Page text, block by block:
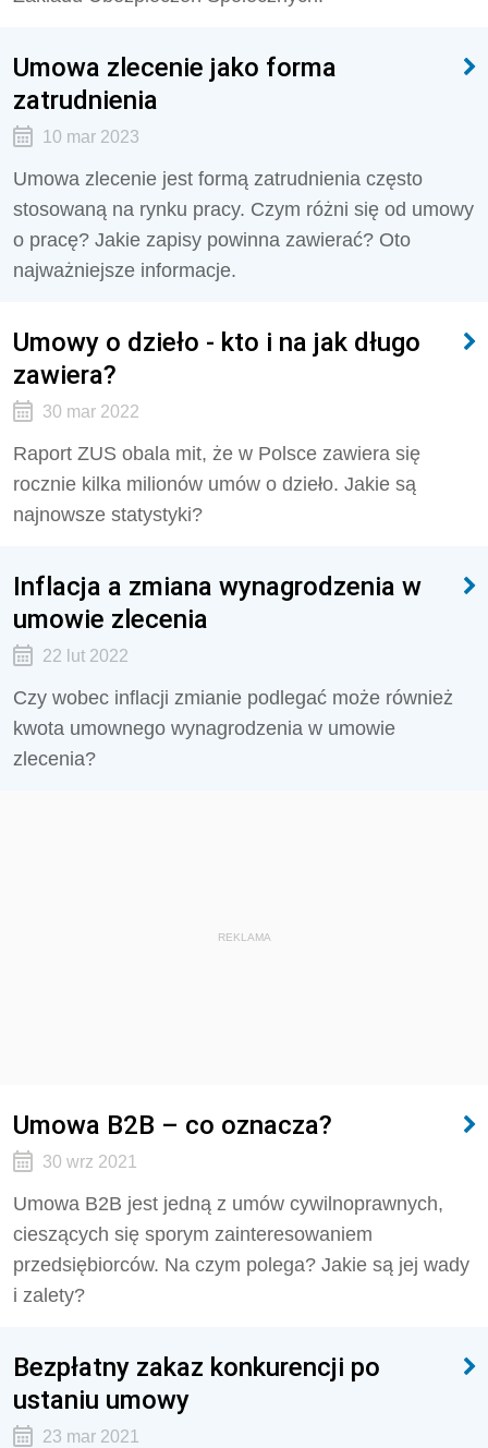
Umowa zlecenie jako forma
zatrudnienia
10 mar 2023
Umowa zlecenie jest formą zatrudnienia często
stosowaną na rynku pracy. Czym różni się od umowy
o pracę? Jakie zapisy powinna zawierać? Oto
najważniejsze informacje.
Umowy o dzieło - kto i na jak długo
zawiera?
30 mar 2022
Raport ZUS obala mit, że w Polsce zawiera się
rocznie kilka milionów umów o dzieło. Jakie są
najnowsze statystyki?
Inflacja a zmiana wynagrodzenia w
umowie zlecenia
22 lut 2022
Czy wobec inflacji zmianie podlegać może również
kwota umownego wynagrodzenia w umowie
zlecenia?
REKLAMA
Umowa B2B – co oznacza?
30 wrz 2021
Umowa B2B jest jedną z umów cywilnoprawnych,
cieszących się sporym zainteresowaniem
przedsiębiorców. Na czym polega? Jakie są jej wady
i zalety?
Bezpłatny zakaz konkurencji po
ustaniu umowy
23 mar 2021